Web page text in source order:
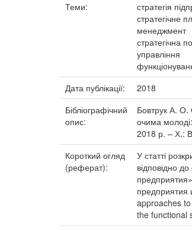
Теми:
стратегія
стратегічне
менеджмент
стратегічна
управління
Дата публікації:
2018
Бібліографічний
опис:
Бовтрук А. О.
очима
2018 р. – Х.:
Короткий огляд
(реферат):
У статті
відповідно
предприятия
approaches
the functional